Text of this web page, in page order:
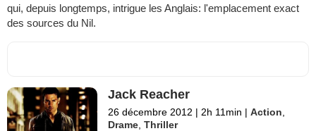
qui, depuis longtemps, intrigue les Anglais: l'emplacement exact
des sources du Nil.
Jack Reacher
26 décembre 2012 | 2h 11min | Action
Drame ,Thriller